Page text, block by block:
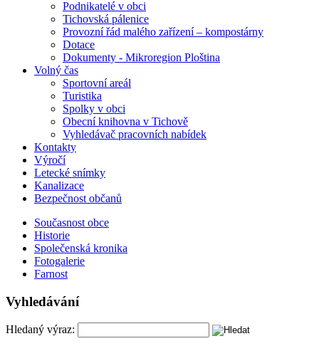
Podnikatelé v obci
Tichovská pálenice
Provozní řád malého zařízení – kompostárny
Dotace
Dokumenty - Mikroregion Ploština
Volný čas
Sportovní areál
Turistika
Spolky v obci
Obecní knihovna v Tichově
Vyhledávač pracovních nabídek
Kontakty
Výročí
Letecké snímky
Kanalizace
Bezpečnost občanů
Současnost obce
Historie
Společenská kronika
Fotogalerie
Farnost
Vyhledávání
Hledaný výraz: